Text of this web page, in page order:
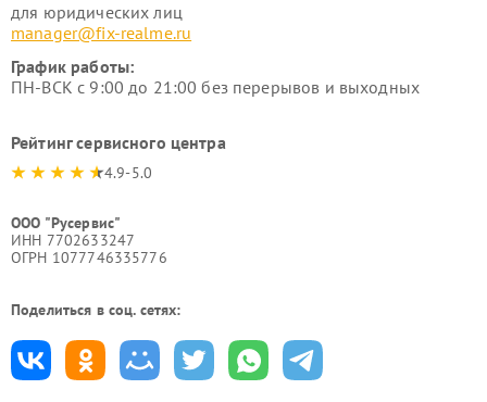
для юридических лиц
manager@fix-realme.ru
График работы:
ПН-ВСК с 9:00 до 21:00 без перерывов и выходных
Рейтинг сервисного центра
4.9-5.0
ООО "Русервис"
ИНН 7702633247
ОГРН 1077746335776
Поделиться в соц. сетях: